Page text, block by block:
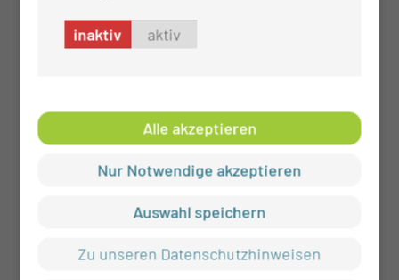
inaktiv aktiv
Alle akzeptieren
Nur Notwendige akzeptieren
Auswahl speichern
Zu unseren Datenschutzhinweisen